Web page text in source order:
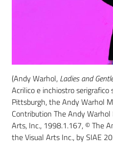
(Andy Warhol, Ladies and
Acrilico e inchiostro
Pittsburgh, the Andy Warhol
Contribution The Andy
Arts, Inc., 1998.1.167, © The
the Visual Arts Inc., by SIAE